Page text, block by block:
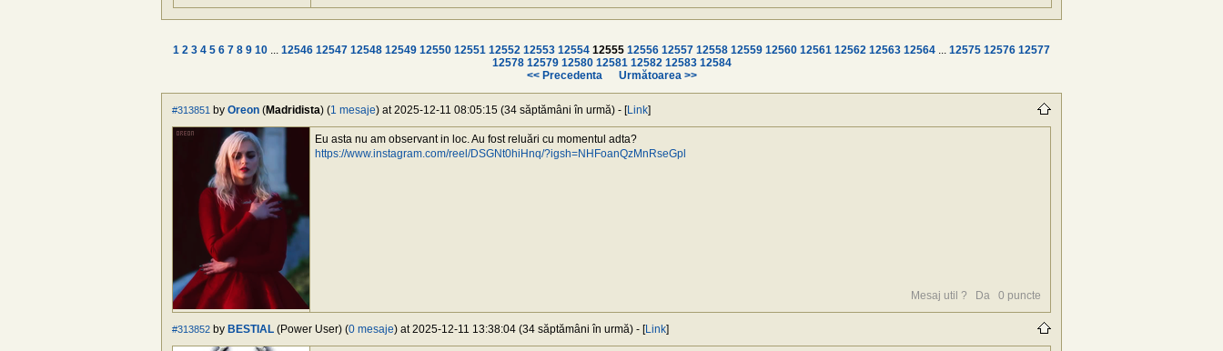
1 2 3 4 5 6 7 8 9 10 ... 12546 12547 12548 12549 12550 12551 12552 12553 12554 12555 12556 12557 12558 12559 12560 12561 12562 12563 12564 ... 12575 12576 12577
12578 12579 12580 12581 12582 12583 12584
<< Precedenta
Următoarea >>
#313851 by Oreon (Madridista) (1 mesaje) at 2025-12-11 08:05:15 (34 săptămâni în urmă) - [Link]
Eu asta nu am observant in loc. Au fost reluări cu momentul adta?
https://www.instagram.com/reel/DSGNt0hiHnq/?igsh=NHFoanQzMnRseGpl
Mesaj util ? Da 0 puncte
#313852 by BESTIAL (Power User) (0 mesaje) at 2025-12-11 13:38:04 (34 săptămâni în urmă) - [Link]